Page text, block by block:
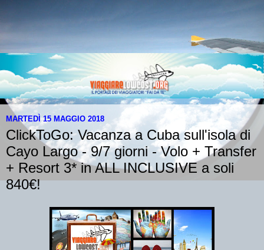
MARTEDÌ 15 MAGGIO 2018
ClickToGo: Vacanza a Cuba sull'isola di
Cayo Largo - 9/7 giorni - Volo + Transfer
+ Resort 3* in ALL INCLUSIVE a soli
840€!